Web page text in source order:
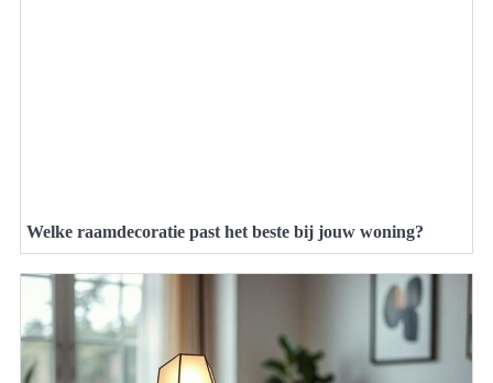
Welke raamdecoratie past het beste bij jouw woning?